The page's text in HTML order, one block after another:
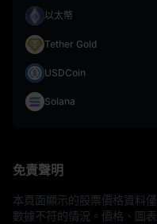
以太幣
Tether Gold
USDCoin
Solana
免責聲明
本頁面顯示的股票價格資料
數據不符的情況。價格、圖